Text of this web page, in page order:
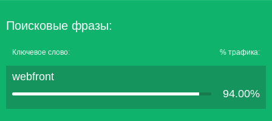
Поисковые фразы:
Ключевое слово: % трафика:
webfront
94.00%